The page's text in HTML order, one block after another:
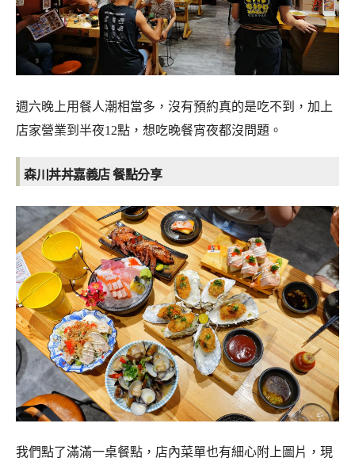
週六晚上用餐人潮相當多，沒有預約真的是吃不到，加上
店家營業到半夜12點，想吃晚餐宵夜都沒問題。
森川丼丼嘉義店餐點分享
我們點了滿滿一桌餐點，店內菜單也有細心附上圖片，現